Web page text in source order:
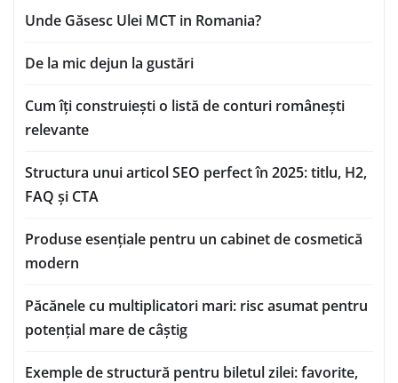
Unde Găsesc Ulei MCT in Romania?
De la mic dejun la gustări
Cum îți construiești o listă de conturi românești
relevante
Structura unui articol SEO perfect în 2025: titlu, H2,
FAQ și CTA
Produse esențiale pentru un cabinet de cosmetică
modern
Păcănele cu multiplicatori mari: risc asumat pentru
potențial mare de câștig
Exemple de structură pentru biletul zilei: favorite,